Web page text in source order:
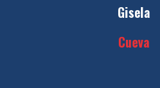
Gisela
Cueva